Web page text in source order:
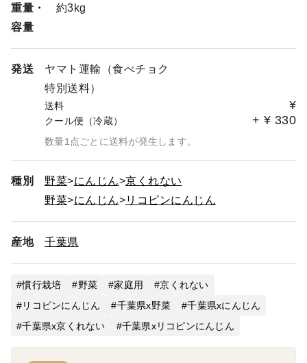
重量・
容量
約3kg
発送
ヤマト運輸（食べチョク
特別送料）
送料 ¥
クール便（冷蔵） + ¥ 330
数量1点ごとに送料が発生します。
種別 野菜 にんじん
京くれない
野菜
にんじん リコピンにんじん
産地 千葉県
慣行栽培 野菜 家庭用
京くれない
リコピンにんじん
千葉県x野菜
千葉県xにんじん
千葉県x京くれない
千葉県xリコピンにんじん